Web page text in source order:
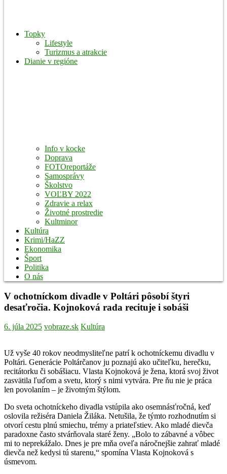
Topky
Lifestyle
Turizmus a atrakcie
Dianie v regióne
Info v kocke
Doprava
FOTOreportáže
Samosprávy
Školstvo
VOĽBY 2022
Zdravie a relax
Životné prostredie
Kultminor
Kultúra
Krimi/HaZZ
Ekonomika
Šport
Politika
O nás
V ochotníckom divadle v Poltári pôsobí štyri
desaťročia. Kojnoková rada recituje i sobáši
6. júla 2025 vobraze.sk Kultúra
Už vyše 40 rokov neodmysliteľne patrí k ochotníckemu divadlu v
Poltári. Generácie Poltárčanov ju poznajú ako učiteľku, herečku,
recitátorku či sobášiacu. Vlasta Kojnoková je žena, ktorá svoj život
zasvätila ľuďom a svetu, ktorý s nimi vytvára. Pre ňu nie je práca
len povolaním – je životným štýlom.
Do sveta ochotníckeho divadla vstúpila ako osemnásťročná, keď
oslovila režiséra Daniela Žiláka. Netušila, že týmto rozhodnutím si
otvorí cestu plnú smiechu, trémy a priateľstiev. Ako mladé dievča
paradoxne často stvárňovala staré ženy. „Bolo to zábavné a vôbec
mi to neprekážalo. Dnes je pre mňa oveľa náročnejšie zahrať mladé
dievča než kedysi tú starenu,“ spomína Vlasta Kojnoková s
úsmevom.